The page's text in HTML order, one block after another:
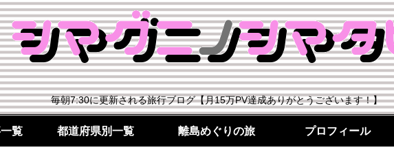
毎朝7:30に更新される旅行ブログ【月15万PV達成ありがとうございます！】
覧 都道府県別一覧 離島めぐりの旅 プロフィール